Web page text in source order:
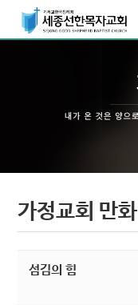
가정교회 만화
섬김의 힘